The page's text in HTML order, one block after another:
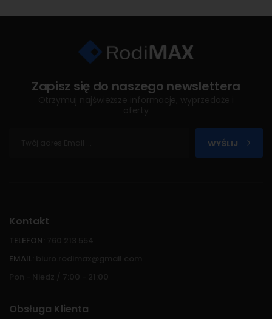
Zapisz się do naszego newslettera
WYŚLIJ
Kontakt
TELEFON:
EMAIL:
Obsługa Klienta